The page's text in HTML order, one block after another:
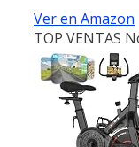
Ver en Amazon
TOP VENTAS